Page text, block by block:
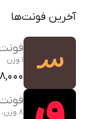
آخرین فونت‌ها
1 وزن
498,000
8 وزن، وریبل